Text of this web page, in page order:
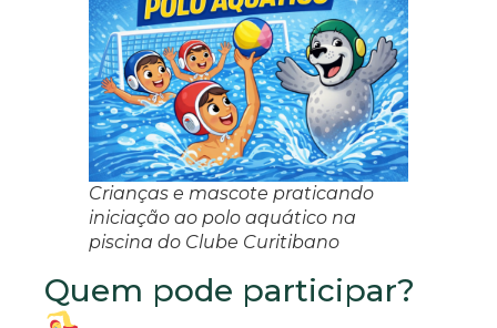
Crianças e mascote praticando
iniciação ao polo aquático na
piscina do Clube Curitibano
Quem pode participar?